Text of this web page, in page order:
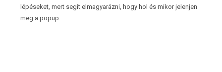
lépéseket, mert segít elmagyarázni, hogy hol és mikor jelenjen
meg a popup.